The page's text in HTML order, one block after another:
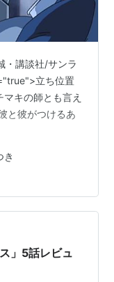
講談社/サンラ
立ち位置
キの師とも言え
と彼がつけるあ
き
」5話レビュ